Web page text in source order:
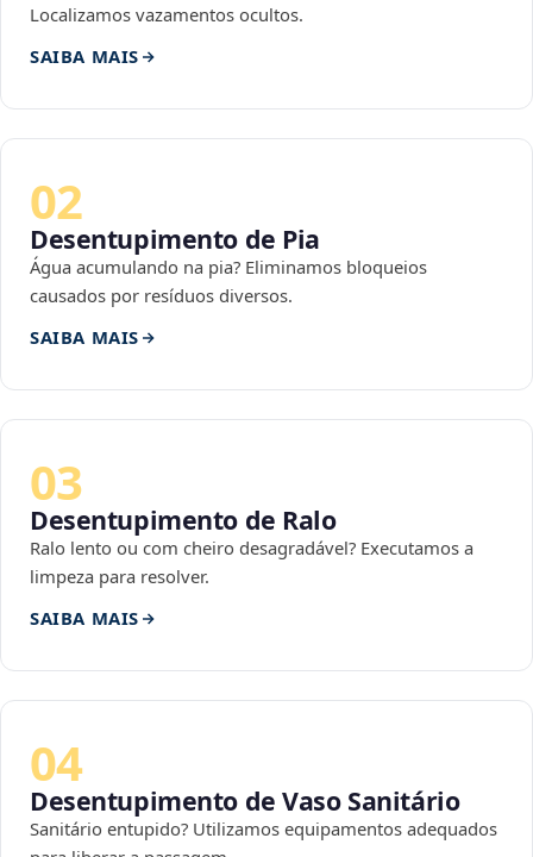
Localizamos vazamentos ocultos.
SAIBA MAIS
02
Desentupimento de Pia
Água acumulando na pia? Eliminamos bloqueios
causados por resíduos diversos.
SAIBA MAIS
03
Desentupimento de Ralo
Ralo lento ou com cheiro desagradável? Executamos a
limpeza para resolver.
SAIBA MAIS
04
Desentupimento de Vaso Sanitário
Sanitário entupido? Utilizamos equipamentos adequados